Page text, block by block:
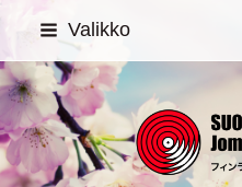
Siirry
sisältöön
Valikko